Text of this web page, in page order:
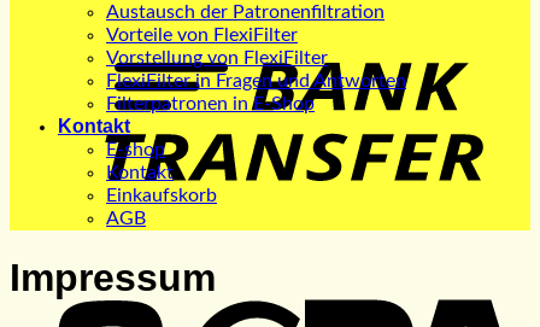
Austausch der Patronenfiltration
Vorteile von FlexiFilter
Vorstellung von FlexiFilter
FlexiFilter in Fragen und Antworten
Filterpatronen in E-Shop
Kontakt
E-shop
Kontakt
Einkaufskorb
AGB
Impressum